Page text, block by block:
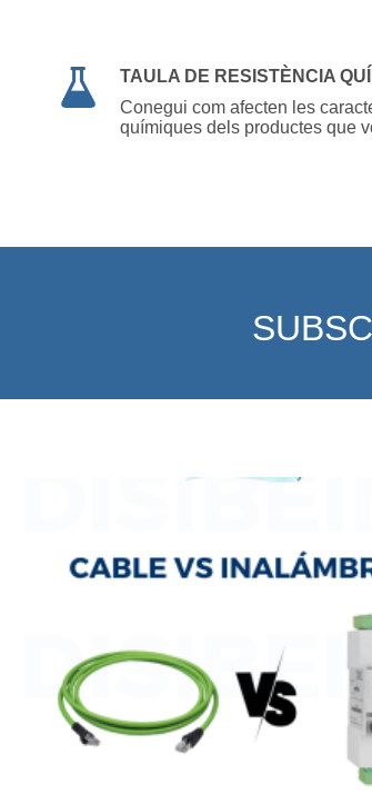
TAULA DE RESISTÈNCIA
Conegui com afecten les
químiques dels productes que